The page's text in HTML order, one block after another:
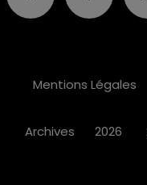
Mentions Légales
Archives 2026